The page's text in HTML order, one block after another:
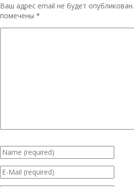
Ваш адрес email не будет опубликован.
помечены *